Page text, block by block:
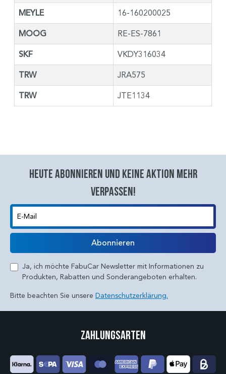
MEYLE 16-160200025
MOOG RE-ES-7861
SKF VKDY316034
TRW JRA575
TRW JTE1134
Heute abonnieren und keine aktion mehr
verpassen!
E-Mail
Abonnieren
Ja, ich möchte FabuCar Newsletter mit Informationen zu
Produkten, Rabatten und Sonderangeboten erhalten.
Bitte beachten Sie unsere Datenschutzerklärung.
Zahlungsarten